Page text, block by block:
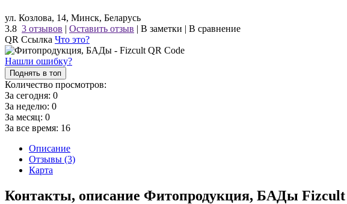
ул. Козлова, 14, Минск, Беларусь
3.8 3 отзывов | Оставить отзыв | В заметки | В сравнение
QR Ссылка Что это?
Нашли ошибку?
Поднять в топ
Количество просмотров:
За сегодня: 0
За неделю: 0
За месяц: 0
За все время: 16
Описание
Отзывы (3)
Карта
Контакты, описание Фитопродукция, БАДы Fizcult